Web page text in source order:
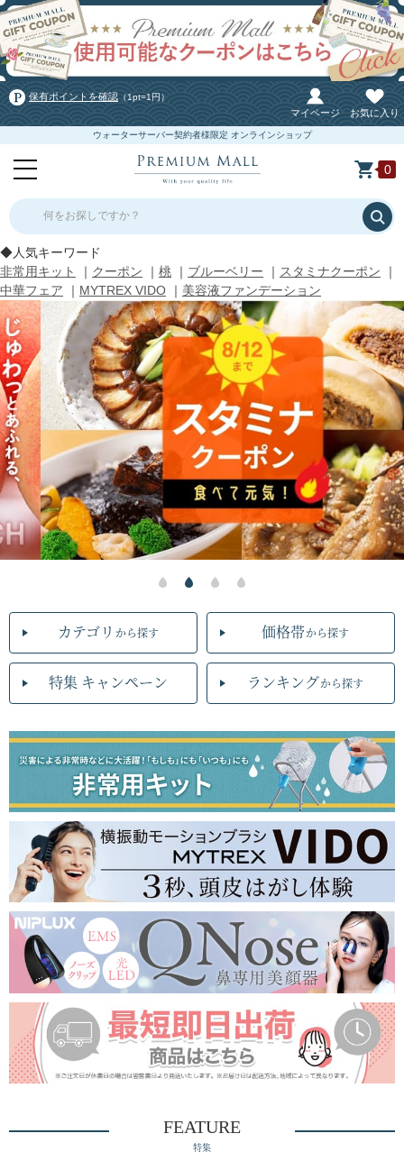
保有ポイントを確認 （1pt=1円）
マイページ お気に入り
ウォーターサーバー契約者様限定 オンラインショップ
0
何をお探しですか？
◆人気キーワード
非常用キット
｜ クーポン ｜ 桃 ｜ ブルーベリー ｜ スタミナクーポン ｜
中華フェア ｜ MYTREX VIDO ｜ 美容液ファンデーション
カテゴリ から探す 価格帯から探す
特集 キャンペーン ランキングから探す
FEATURE
特集